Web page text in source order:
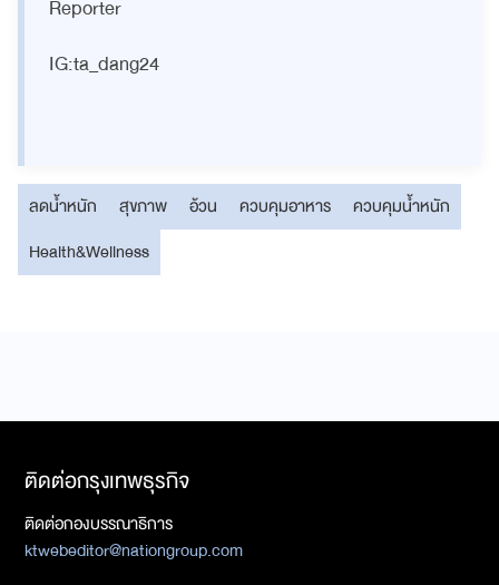
Reporter
IG:ta_dang24
ลดน้ำหนัก สุขภาพ อ้วน ควบคุมอาหาร
ควบคุมน้ำหนัก
Health&Wellness
ติดต่อกรุงเทพธุรกิจ
ติดต่อกองบรรณาธิการ
ktwebeditor@nationgroup.com